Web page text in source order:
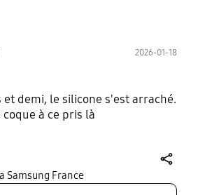
sau contacte cu
2026-01-18
demi, le silicone s'est arraché.
à ce pris là
Samsung France